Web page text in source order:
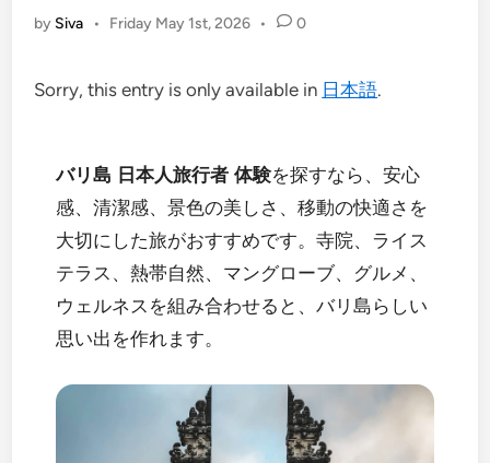
by Siva • Friday May 1st, 2026 • 0
Sorry, this entry is only available in 日本語.
バリ島 日本人旅行者 体験を探すなら、安心
感、清潔感、景色の美しさ、移動の快適さを
大切にした旅がおすすめです。寺院、ライス
テラス、熱帯自然、マングローブ、グルメ、
ウェルネスを組み合わせると、バリ島らしい
思い出を作れます。